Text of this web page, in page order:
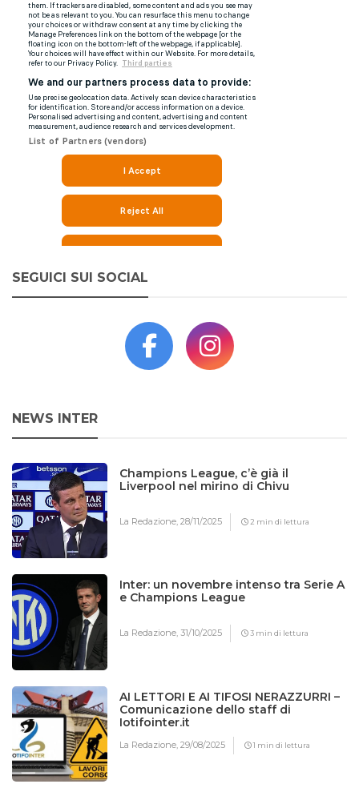
SEGUICI SUI SOCIAL
NEWS INTER
Champions League, c’è già il
Liverpool nel mirino di Chivu
La Redazione,28/11/2025 2 min di lettura
Inter: un novembre intenso tra Serie A
e Champions League
La Redazione,31/10/2025 3 min di lettura
AI LETTORI E AI TIFOSI NERAZZURRI –
Comunicazione dello staff di
Iotifointer.it
La Redazione,29/08/2025 1 min di lettura